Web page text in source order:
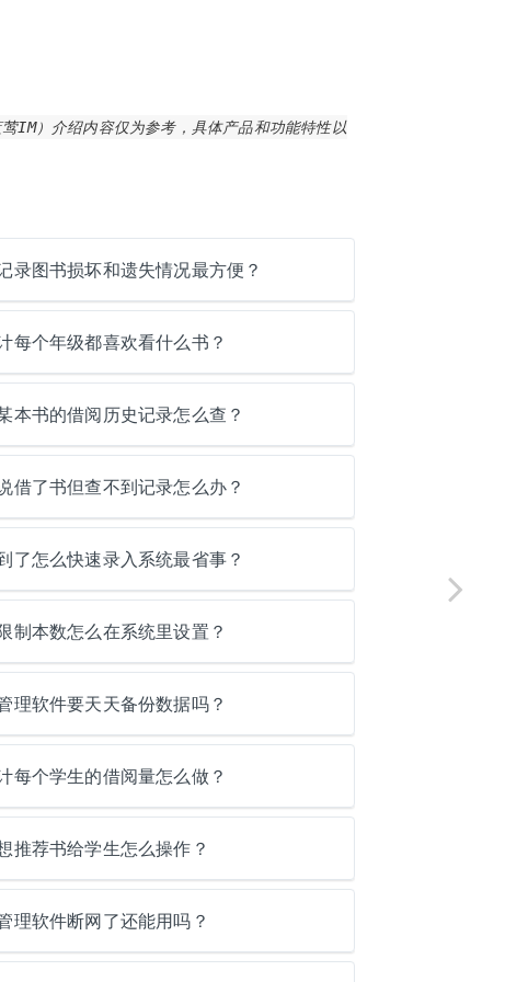
IM）介绍内容仅为参考，具体产品和功能特性以
录图书损坏和遗失情况最方便？
每个年级都喜欢看什么书？
本书的借阅历史记录怎么查？
借了书但查不到记录怎么办？
了怎么快速录入系统最省事？
制本数怎么在系统里设置？
理软件要天天备份数据吗？
每个学生的借阅量怎么做？
推荐书给学生怎么操作？
理软件断网了还能用吗？